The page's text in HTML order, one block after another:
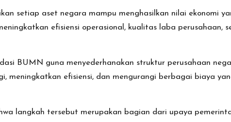
setiap aset negara mampu menghasilkan nilai ekonomi
efisiensi operasional, kualitas laba perusahaan,
BUMN guna menyederhanakan struktur perusahaan
meningkatkan efisiensi, dan mengurangi berbagai biaya
langkah tersebut merupakan bagian dari upaya